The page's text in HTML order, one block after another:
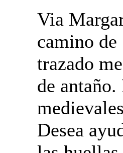
Via
camino
trazado
de
Desea